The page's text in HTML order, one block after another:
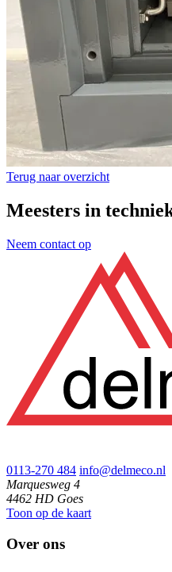
Terug naar overzicht
Meesters in
Neem contact op
0113-270 484 info@delmeco.nl
Marquesweg 4
4462 HD Goes
Toon op de kaart
Over ons